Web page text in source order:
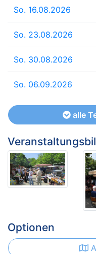
So. 16.08.2026
So. 23.08.2026
So. 30.08.2026
So. 06.09.2026
alle
Optionen